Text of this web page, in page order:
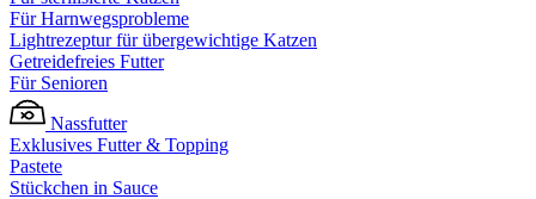
Für Harnwegsprobleme
Lightrezeptur für übergewichtige Katzen
Getreidefreies Futter
Für Senioren
Nassfutter
Exklusives Futter & Topping
Pastete
Stückchen in Sauce